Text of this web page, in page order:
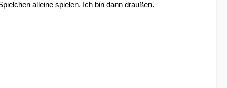
alleine spielen. Ich bin dann draußen.